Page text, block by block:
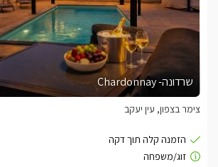
שרדונה- Chardonnay
צימר בצפון, עין יעקב